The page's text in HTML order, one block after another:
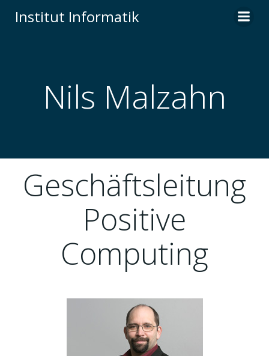
Institut Informatik
Nils Malzahn
Geschäftsleitung
Positive
Computing